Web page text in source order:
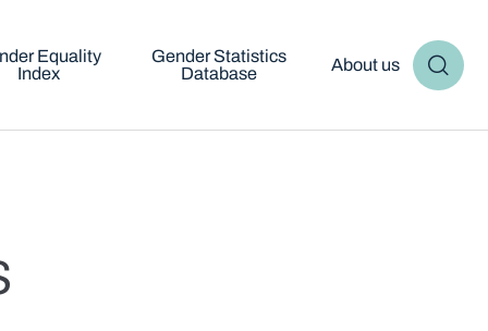
Equality
Index
Gender Statistics
Database
About us